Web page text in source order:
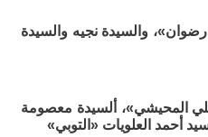
والسيدة نجيه والسيدة
المحيشي»، ألسيدة معصومة
أحمد العلويات «التوبي»